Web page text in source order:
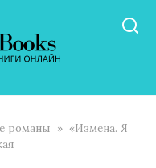
романы » «Измена. Я